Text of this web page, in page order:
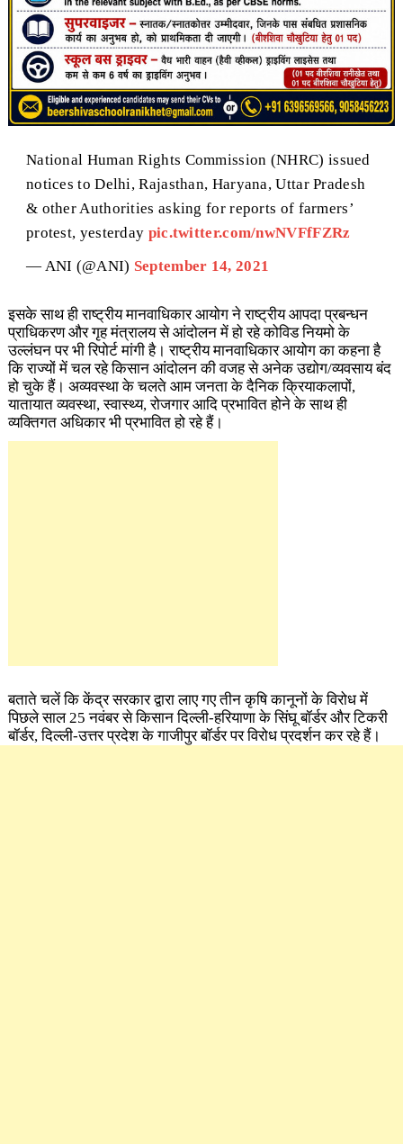
National Human Rights Commission (NHRC) issued
notices to Delhi, Rajasthan, Haryana, Uttar Pradesh
& other Authorities asking for reports of farmers’
protest, yesterday pic.twitter.com/nwNVFfFZRz
— ANI (@ANI) September 14, 2021
इसके साथ ही राष्ट्रीय मानवाधिकार आयोग ने राष्ट्रीय आपदा प्रबन्धन
प्राधिकरण और गृह मंत्रालय से आंदोलन में हो रहे कोविड नियमो के
उल्लंघन पर भी रिपोर्ट मांगी है। राष्ट्रीय मानवाधिकार आयोग का कहना है
कि राज्यों में चल रहे किसान आंदोलन की वजह से अनेक उद्योग/व्यवसाय बंद
हो चुके हैं। अव्यवस्था के चलते आम जनता के दैनिक क्रियाकलापों,
यातायात व्यवस्था, स्वास्थ्य, रोजगार आदि प्रभावित होने के साथ ही
व्यक्तिगत अधिकार भी प्रभावित हो रहे हैं।
बताते चलें कि केंद्र सरकार द्वारा लाए गए तीन कृषि कानूनों के विरोध में
पिछले साल 25 नवंबर से किसान दिल्ली-हरियाणा के सिंघू बॉर्डर और टिकरी
बॉर्डर, दिल्ली-उत्तर प्रदेश के गाजीपुर बॉर्डर पर विरोध प्रदर्शन कर रहे हैं।